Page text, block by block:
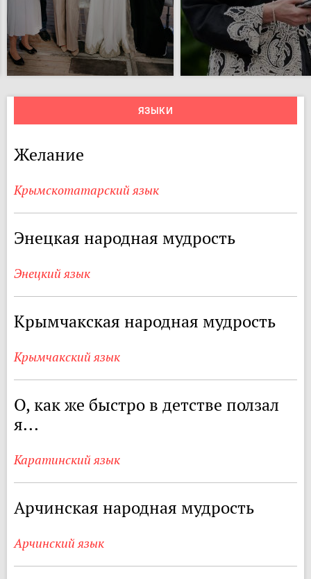
ЯЗЫКИ
Желание
Крымскотатарский язык
Энецкая народная мудрость
Энецкий язык
Крымчакская народная мудрость
Крымчакский язык
О, как же быстро в детстве ползал
я...
Каратинский язык
Арчинская народная мудрость
Арчинский язык